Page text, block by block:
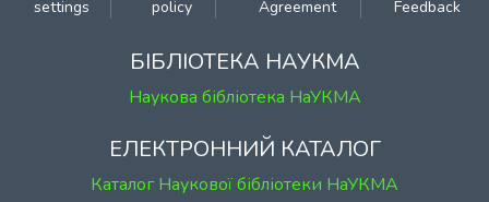
settings
policy
Agreement
Feedback
БІБЛІОТЕКА НАУКМА
Наукова бібліотека НаУКМА
ЕЛЕКТРОННИЙ КАТАЛОГ
Каталог Наукової бібліотеки НаУКМА